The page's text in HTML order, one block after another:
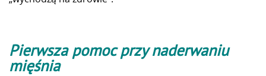
Pierwsza pomoc przy naderwaniu
mięśnia